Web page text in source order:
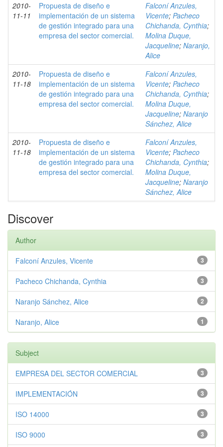
2010-
11-11
Propuesta de diseño e
implementación de un sistema
de gestión integrado para una
empresa del sector comercial.
Falconí Anzules,
Vicente; Pacheco
Chichanda, Cynthia;
Molina Duque,
Jacqueline; Naranjo,
Alice
2010-
11-18
Propuesta de diseño e
implementación de un sistema
de gestión integrado para una
empresa del sector comercial.
Falconí Anzules,
Vicente; Pacheco
Chichanda, Cynthia;
Molina Duque,
Jacqueline; Naranjo
Sánchez, Alice
2010-
11-18
Propuesta de diseño e
implementación de un sistema
de gestión integrado para una
empresa del sector comercial.
Falconí Anzules,
Vicente; Pacheco
Chichanda, Cynthia;
Molina Duque,
Jacqueline; Naranjo
Sánchez, Alice
Discover
Author
3
Falconí Anzules, Vicente
3
Pacheco Chichanda, Cynthia
2
Naranjo Sánchez, Alice
1
Naranjo, Alice
Subject
3
EMPRESA DEL SECTOR COMERCIAL
3
IMPLEMENTACIÓN
3
ISO 14000
3
ISO 9000